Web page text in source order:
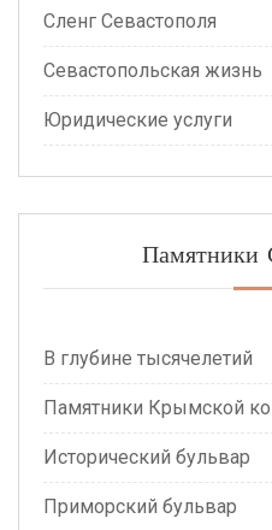
Сленг Севастополя
Севастопольская жизнь
Юридические услуги
Памятники
В глубине тысячелетий
Памятники Крымской
Исторический бульвар
Приморский бульвар